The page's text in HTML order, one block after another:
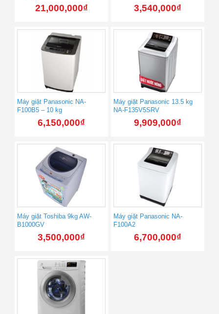
21,000,000₫ 3,540,000₫
Máy giặt Panasonic NA-
F100B5 – 10 kg
6,150,000₫
Máy giặt Panasonic 13.5 kg
NA-F135V5SRV
9,909,000₫
Máy giặt Toshiba 9kg AW-
B1000GV
3,500,000₫
Máy giặt Panasonic NA-
F100A2
6,700,000₫